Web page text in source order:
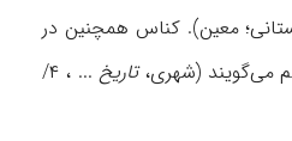
معین). کناس همچنین در
می‌گویند (شهری،تاریخ
... ، ۴/